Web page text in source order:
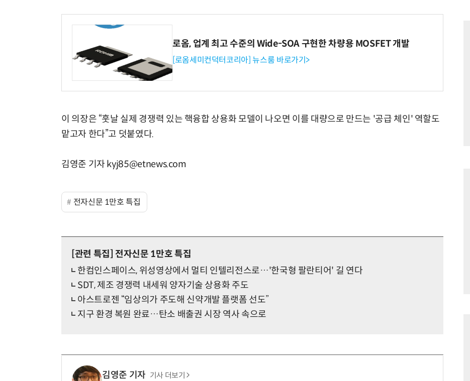
로옴, 업계 최고 수준의 Wide-SOA 구현한 차량용 MOSFET 개발
[로옴세미컨덕터코리아] 뉴스룸 바로가기>
이 의장은 “훗날 실제 경쟁력 있는 핵융합 상용화 모델이 나오면 이를 대량으로 만드는 '공급 체인' 역할도
맡고자 한다”고 덧붙였다.
김영준 기자 kyj85@etnews.com
전자신문 1만호 특집
[관련 특집] 전자신문 1만호 특집
한컴인스페이스, 위성영상에서 멀티 인텔리전스로…'한국형 팔란티어' 길 연다
SDT, 제조 경쟁력 내세워 양자기술 상용화 주도
아스트로젠 “임상의가 주도해 신약개발 플랫폼 선도”
지구 환경 복원 완료…탄소 배출권 시장 역사 속으로
김영준 기자 기사 더보기